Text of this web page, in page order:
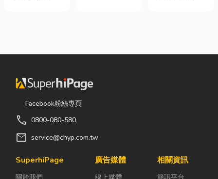
儀社，不只是
式，更是讓家
屬在艱難時刻
獲得專業協助
從遺體接運、
禮儀規劃、告
後續的行政協
是最快速心較
的原理及建議
置。 工廠排風
扇｜改善溫度
公室時，常覺
辦公室空間設
Facebook粉絲專頁
call 0800-080-580
mail service@chyp.com.tw
SuperhiPage
關於我們
廣告媒體
線上媒體
相關資訊
簡訊平台